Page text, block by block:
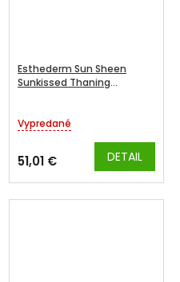
Esthederm Sun Sheen
Sunkissed Thaning
Vypredané
51,01 € DETAIL